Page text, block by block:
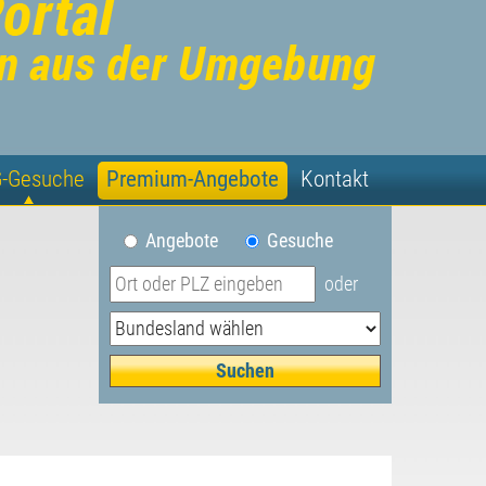
Gesuche Premium-Angebote Kontakt
Angebote
Gesuche
oder